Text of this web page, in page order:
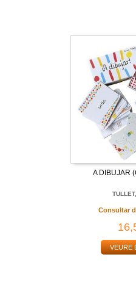
A DIBUJAR
Consultar
VEURE